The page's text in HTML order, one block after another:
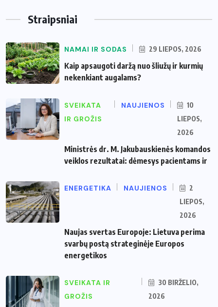
Straipsniai
NAMAI IR SODAS 29 LIEPOS, 2026
Kaip apsaugoti daržą nuo šliužų ir kurmių
nekenkiant augalams?
SVEIKATA
IR GROŽIS
NAUJIENOS
10
LIEPOS,
2026
Ministrės dr. M. Jakubauskienės komandos
veiklos rezultatai: dėmesys pacientams ir
ENERGETIKA NAUJIENOS
2
LIEPOS,
2026
Naujas svertas Europoje: Lietuva perima
svarbų postą strateginėje Europos
energetikos
SVEIKATA IR
GROŽIS
30 BIRŽELIO,
2026